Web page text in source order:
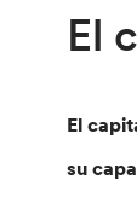
El
El
su